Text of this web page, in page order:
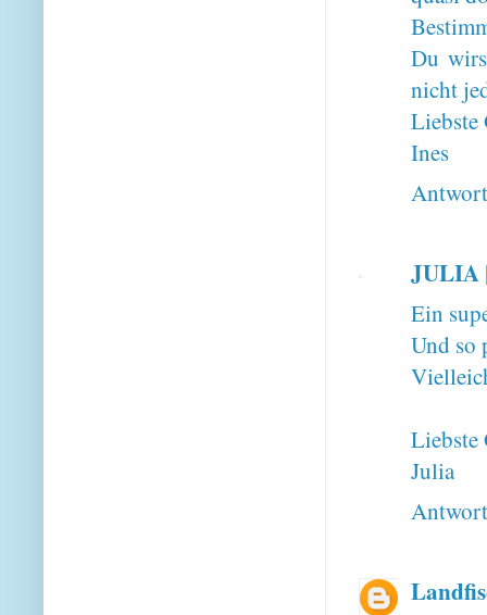
Du
nicht
Liebste
Ines
JULIA
Ein
Und so
Liebste
Julia